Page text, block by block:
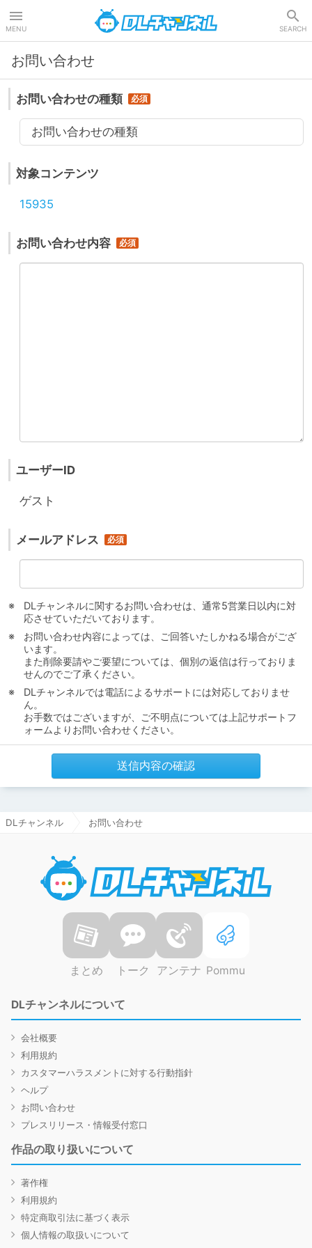
MENU SEARCH
お問い合わせ
お問い合わせの種類
お問い合わせの種類
対象コンテンツ
15935
お問い合わせ内容
ユーザーID
ゲスト
メールアドレス
DLチャンネルに関するお問い合わせは、通常5営業日以内に対
応させていただいております。
お問い合わせ内容によっては、ご回答いたしかねる場合がござ
います。
また削除要請やご要望については、個別の返信は行っておりま
せんのでご了承ください。
DLチャンネルでは電話によるサポートには対応しておりませ
ん。
お手数ではございますが、ご不明点については上記サポートフ
ォームよりお問い合わせください。
送信内容の確認
DLチャンネル お問い合わせ
まとめ トーク アンテナ Pommu
DLチャンネルについて
会社概要
利用規約
カスタマーハラスメントに対する行動指針
ヘルプ
お問い合わせ
プレスリリース・情報受付窓口
作品の取り扱いについて
著作権
利用規約
特定商取引法に基づく表示
個人情報の取扱いについて